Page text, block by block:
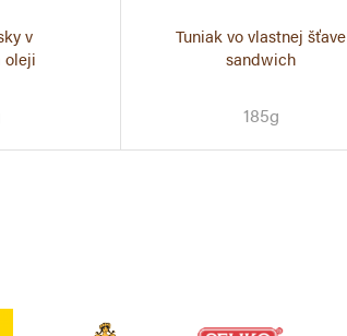
v
oleji
Tuniak vo vlastnej šťave
sandwich
185g